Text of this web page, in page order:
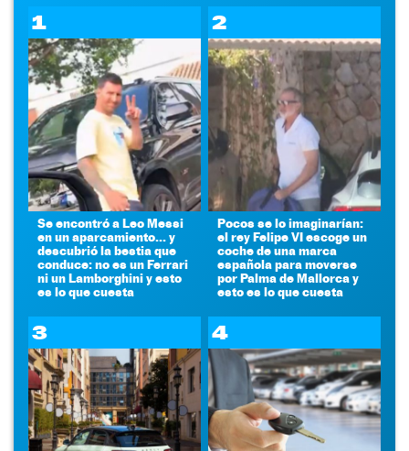
1
Se encontró a Leo Messi
en un aparcamiento... y
descubrió la bestia que
conduce: no es un Ferrari
ni un Lamborghini y esto
es lo que cuesta
2
Pocos se lo imaginarían:
el rey Felipe VI escoge un
coche de una marca
española para moverse
por Palma de Mallorca y
esto es lo que cuesta
3 4